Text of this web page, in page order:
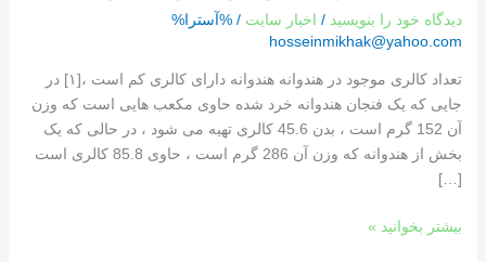
دیدگاه‌ خود را بنویسید / اخبار سایت / %آسترا%
hosseinmikhak@yahoo.com
تعداد کالری موجود در هندوانه هندوانه دارای کالری کم است ،[١] در
جایی که یک فنجان هندوانه خرد شده حاوی مکعب هایی است که وزن
آن 152 گرم است ، بدن 45.6 کالری تهیه می شود ، در حالی که یک
بخش از هندوانه که وزن آن 286 گرم است ، حاوی 85.8 کالری است
[…]
بیشتر بخوانید »